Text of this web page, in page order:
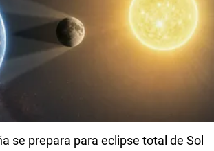
se prepara para eclipse total de Sol